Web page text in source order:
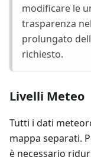
modificare le
trasparenza
prolungato
richiesto.
Livelli Meteo
Tutti i dati
mappa separati.
è necessario